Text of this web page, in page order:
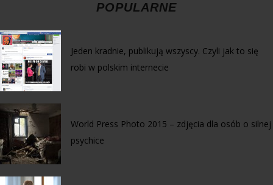
POPULARNE
Jeden kradnie, publikują wszyscy. Czyli jak to się
robi w polskim internecie
World Press Photo 2015 – zdjęcia dla osób o silnej
psychice